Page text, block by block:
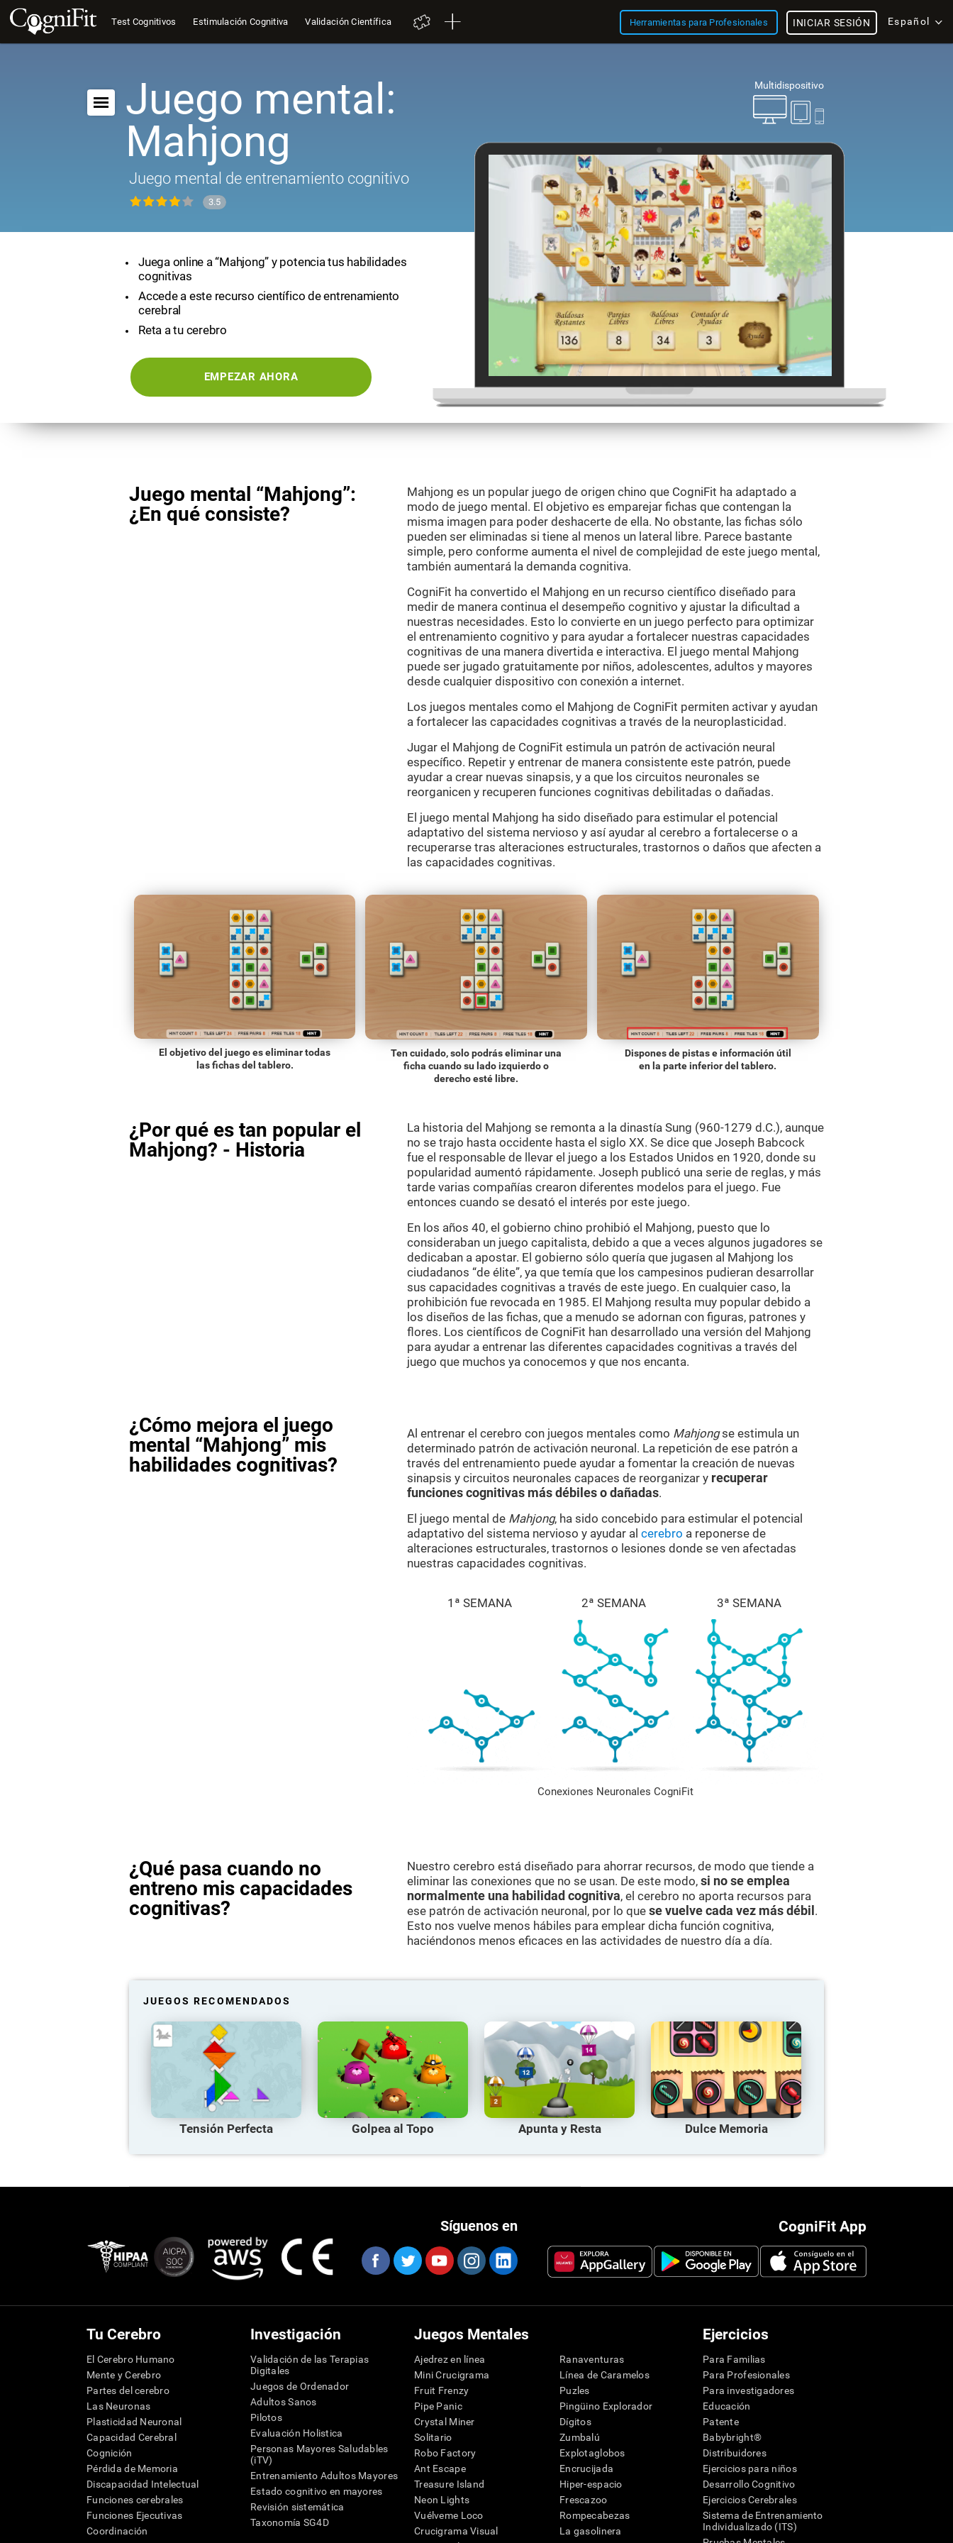
Test Cognitivos Estimulación Cognitiva Validación Científica Herramientas para Profesionales Español
INICIAR SESIÓN
Multidispositivo
Juego mental:
Mahjong
Juego mental de entrenamiento cognitivo
3.5
Juega online a “Mahjong” y potencia tus habilidades
cognitivas
Accede a este recurso científico de entrenamiento
cerebral
Reta a tu cerebro
EMPEZAR AHORA
Juego mental “Mahjong”:
¿En qué consiste?
Mahjong es un popular juego de origen chino que CogniFit ha adaptado a
modo de juego mental. El objetivo es emparejar fichas que contengan la
misma imagen para poder deshacerte de ella. No obstante, las fichas sólo
pueden ser eliminadas si tiene al menos un lateral libre. Parece bastante
simple, pero conforme aumenta el nivel de complejidad de este juego mental,
también aumentará la demanda cognitiva.
CogniFit ha convertido el Mahjong en un recurso científico diseñado para
medir de manera continua el desempeño cognitivo y ajustar la dificultad a
nuestras necesidades. Esto lo convierte en un juego perfecto para optimizar
el entrenamiento cognitivo y para ayudar a fortalecer nuestras capacidades
cognitivas de una manera divertida e interactiva. El juego mental Mahjong
puede ser jugado gratuitamente por niños, adolescentes, adultos y mayores
desde cualquier dispositivo con conexión a internet.
Los juegos mentales como el Mahjong de CogniFit permiten activar y ayudan
a fortalecer las capacidades cognitivas a través de la neuroplasticidad.
Jugar el Mahjong de CogniFit estimula un patrón de activación neural
específico. Repetir y entrenar de manera consistente este patrón, puede
ayudar a crear nuevas sinapsis, y a que los circuitos neuronales se
reorganicen y recuperen funciones cognitivas debilitadas o dañadas.
El juego mental Mahjong ha sido diseñado para estimular el potencial
adaptativo del sistema nervioso y así ayudar al cerebro a fortalecerse o a
recuperarse tras alteraciones estructurales, trastornos o daños que afecten a
las capacidades cognitivas.
El objetivo del juego es eliminar todas
las fichas del tablero.
Ten cuidado, solo podrás eliminar una
ficha cuando su lado izquierdo o
derecho esté libre.
Dispones de pistas e información útil
en la parte inferior del tablero.
¿Por qué es tan popular el
Mahjong? - Historia
La historia del Mahjong se remonta a la dinastía Sung (960-1279 d.C.), aunque
no se trajo hasta occidente hasta el siglo XX. Se dice que Joseph Babcock
fue el responsable de llevar el juego a los Estados Unidos en 1920, donde su
popularidad aumentó rápidamente. Joseph publicó una serie de reglas, y más
tarde varias compañías crearon diferentes modelos para el juego. Fue
entonces cuando se desató el interés por este juego.
En los años 40, el gobierno chino prohibió el Mahjong, puesto que lo
consideraban un juego capitalista, debido a que a veces algunos jugadores se
dedicaban a apostar. El gobierno sólo quería que jugasen al Mahjong los
ciudadanos “de élite”, ya que temía que los campesinos pudieran desarrollar
sus capacidades cognitivas a través de este juego. En cualquier caso, la
prohibición fue revocada en 1985. El Mahjong resulta muy popular debido a
los diseños de las fichas, que a menudo se adornan con figuras, patrones y
flores. Los científicos de CogniFit han desarrollado una versión del Mahjong
para ayudar a entrenar las diferentes capacidades cognitivas a través del
juego que muchos ya conocemos y que nos encanta.
¿Cómo mejora el juego
mental “Mahjong” mis
habilidades cognitivas?
Al entrenar el cerebro con juegos mentales como Mahjongse estimula un
determinado patrón de activación neuronal. La repetición de ese patrón a
través del entrenamiento puede ayudar a fomentar la creación de nuevas
sinapsis y circuitos neuronales capaces de reorganizar y recuperar
funciones cognitivas más débiles o dañadas.
El juego mental de Mahjong, ha sido concebido para estimular el potencial
adaptativo del sistema nervioso y ayudar al cerebro a reponerse de
alteraciones estructurales, trastornos o lesiones donde se ven afectadas
nuestras capacidades cognitivas.
1ª SEMANA 2ª SEMANA 3ª SEMANA
Conexiones Neuronales CogniFit
¿Qué pasa cuando no
entreno mis capacidades
cognitivas?
Nuestro cerebro está diseñado para ahorrar recursos, de modo que tiende a
eliminar las conexiones que no se usan. De este modo, si no se emplea
normalmente una habilidad cognitiva, el cerebro no aporta recursos para
ese patrón de activación neuronal, por lo que se vuelve cada vez más débil .
Esto nos vuelve menos hábiles para emplear dicha función cognitiva,
haciéndonos menos eficaces en las actividades de nuestro día a día.
JUEGOS RECOMENDADOS
Tensión Perfecta Golpea al Topo Apunta y Resta Dulce Memoria
CogniFit App
Síguenos en
Tu Cerebro
El Cerebro Humano
Mente y Cerebro
Partes del cerebro
Las Neuronas
Plasticidad Neuronal
Capacidad Cerebral
Cognición
Pérdida de Memoria
Discapacidad Intelectual
Funciones cerebrales
Funciones Ejecutivas
Coordinación
Investigación
Validación de las Terapias
Digitales
Juegos de Ordenador
Adultos Sanos
Pilotos
Evaluación Holistica
Personas Mayores Saludables
(iTV)
Entrenamiento Adultos Mayores
Estado cognitivo en mayores
Revisión sistemática
Taxonomía SG4D
Juegos Mentales
Ajedrez en línea
Mini Crucigrama
Fruit Frenzy
Pipe Panic
Crystal Miner
Solitario
Robo Factory
Ant Escape
Treasure Island
Neon Lights
Vuélveme Loco
Crucigrama Visual
Ranaventuras
Línea de Caramelos
Puzles
Pingüino Explorador
Dígitos
Zumbalú
Explotaglobos
Encrucijada
Hiper-espacio
Frescazoo
Rompecabezas
La gasolinera
Ejercicios
Para Familias
Para Profesionales
Para investigadores
Educación
Patente
Babybright®
Distribuidores
Ejercicios para niños
Desarrollo Cognitivo
Ejercicios Cerebrales
Sistema de Entrenamiento
Individualizado (ITS)